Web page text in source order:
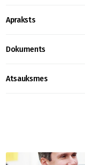
Apraksts
Dokuments
Atsauksmes